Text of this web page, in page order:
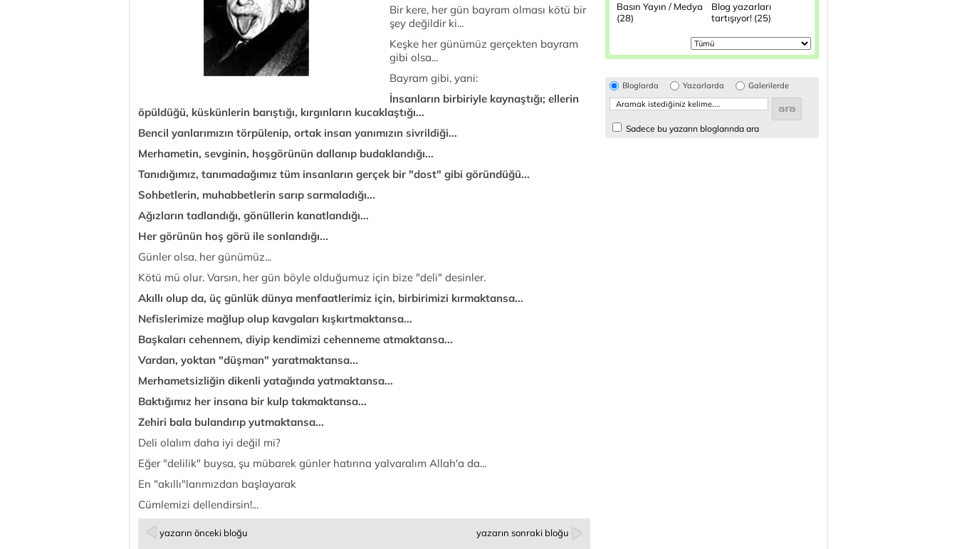
Bir kere, her gün bayram olması kötü bir
şey değildir ki...
Keşke her günümüz gerçekten bayram
gibi olsa...
Bayram gibi, yani:
İnsanların birbiriyle kaynaştığı; ellerin
öpüldüğü, küskünlerin barıştığı, kırgınların kucaklaştığı...
Bencil yanlarımızın törpülenip, ortak insan yanımızın sivrildiği...
Merhametin, sevginin, hoşgörünün dallanıp budaklandığı...
Tanıdığımız, tanımadağımız tüm insanların gerçek bir "dost" gibi göründüğü...
Sohbetlerin, muhabbetlerin sarıp sarmaladığı...
Ağızların tadlandığı, gönüllerin kanatlandığı...
Her görünün hoş görü ile sonlandığı...
Günler olsa, her günümüz...
Kötü mü olur. Varsın, her gün böyle olduğumuz için bize "deli" desinler.
Akıllı olup da, üç günlük dünya menfaatlerimiz için, birbirimizi kırmaktansa...
Nefislerimize mağlup olup kavgaları kışkırtmaktansa...
Başkaları cehennem, diyip kendimizi cehenneme atmaktansa...
Vardan, yoktan "düşman" yaratmaktansa...
Merhametsizliğin dikenli yatağında yatmaktansa...
Baktığımız her insana bir kulp takmaktansa...
Zehiri bala bulandırıp yutmaktansa...
Deli olalım daha iyi değil mi?
Eğer "delilik" buysa, şu mübarek günler hatırına yalvaralım Allah'a da...
En "akıllı"larımızdan başlayarak
Cümlemizi dellendirsin!...
yazarın önceki bloğu yazarın sonraki bloğu
Basın Yayın / Medya
(28)
Blog yazarları
tartışıyor! (25)
Bloglarda Yazarlarda Galerilerde
Sadece bu yazarın bloglarında ara